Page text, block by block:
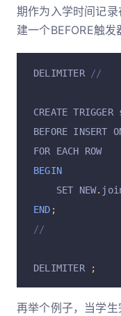
期作为入学时间记
建一个BEFORE触发
DELIMITER //
CREATE
BEFORE INSERT
FOR EACH ROW
BEGIN
    SET NEW
.
END ;
//
DELIMITER ;
再举个例子，当学